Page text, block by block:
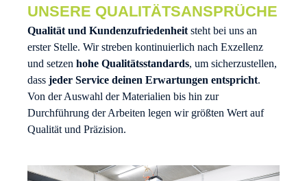
UNSERE QUALITÄTSANSPRÜCHE
Qualität und Kundenzufriedenheit steht bei uns an
erster Stelle. Wir streben kontinuierlich nach Exzellenz
und setzen hohe Qualitätsstandards, um sicherzustellen,
dass jeder Service deinen Erwartungen entspricht.
Von der Auswahl der Materialien bis hin zur
Durchführung der Arbeiten legen wir größten Wert auf
Qualität und Präzision.